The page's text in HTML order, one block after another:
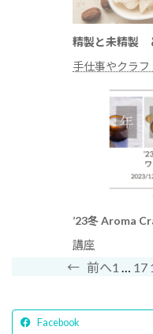
精製と未精製
手仕事やクラフ
’23冬 Aroma
講座
← 前へ1 … 17
Facebook